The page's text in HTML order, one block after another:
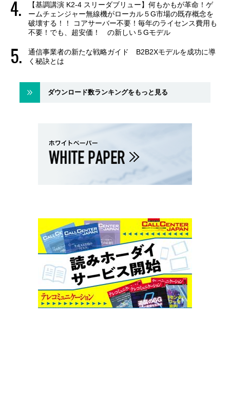
【基調講演 K2-4 スリーダブリュー】何もかもが革命！ゲ
ームチェンジャー無線機がローカル５G市場の既存概念を
破壊する！！ コアサーバー不要！毎年のライセンス費用も
不要！でも、超安価！ の新しい５Gモデル
通信事業者の新たな戦略ガイド B2B2Xモデルを成功に導
く秘訣とは
ダウンロード数ランキングをもっと見る